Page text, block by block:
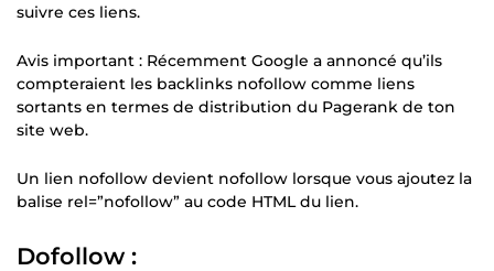
suivre ces liens.
Avis important : Récemment Google a annoncé qu’ils
compteraient les backlinks nofollow comme liens
sortants en termes de distribution du Pagerank de ton
site web.
Un lien nofollow devient nofollow lorsque vous ajoutez la
balise rel=”nofollow” au code HTML du lien.
Dofollow :